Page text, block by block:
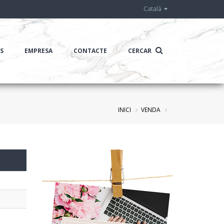
Català
EMPRESA CONTACTE CERCAR
INICI VENDA